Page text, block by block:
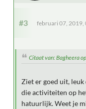
#3 februari 07, 2019,
Citaat van: Bagheera
Ziet er goed uit, leuk
die activiteiten op
hatuurlijk. Weet je